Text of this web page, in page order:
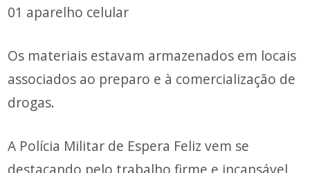
01 aparelho celular
Os materiais estavam armazenados em locais
associados ao preparo e à comercialização de
drogas.
A Polícia Militar de Espera Feliz vem se
destacando pelo trabalho firme e incansável